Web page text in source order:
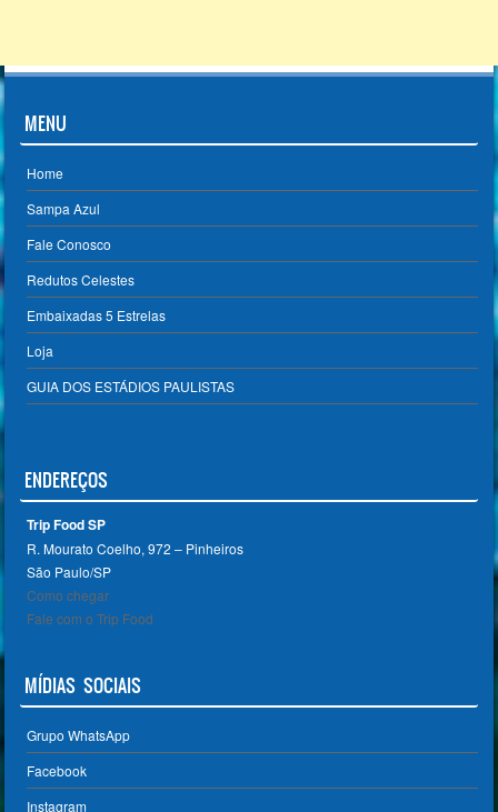
MENU
Home
Sampa Azul
Fale Conosco
Redutos Celestes
Embaixadas 5 Estrelas
Loja
GUIA DOS ESTÁDIOS PAULISTAS
ENDEREÇOS
Trip Food SP
R. Mourato Coelho, 972 – Pinheiros
São Paulo/SP ‎
Como chegar
Fale com o Trip Food
MÍDIAS SOCIAIS
Grupo WhatsApp
Facebook
Instagram